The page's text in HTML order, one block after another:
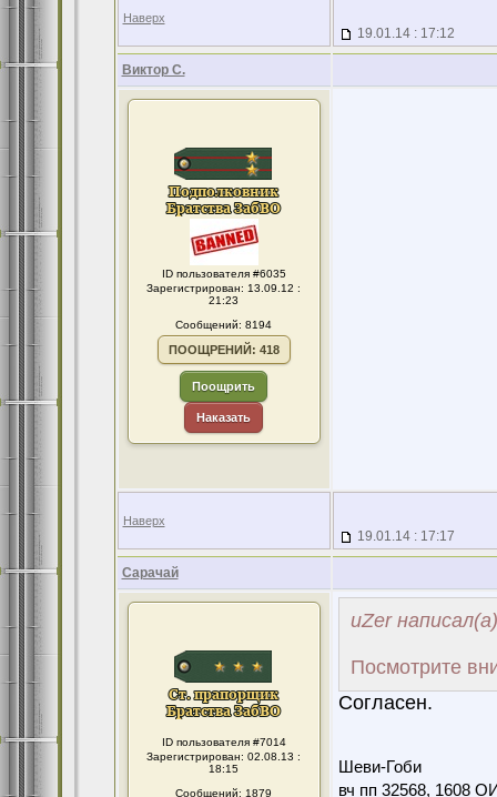
Наверх
19.01.14 : 17:12
Виктор С.
ID пользователя #6035
Зарегистрирован: 13.09.12 :
21:23
Сообщений: 8194
ПООЩРЕНИЙ: 418
Поощрить
Наказать
Наверх
19.01.14 : 17:17
Сарачай
ID пользователя #7014
Зарегистрирован: 02.08.13 :
18:15
Сообщений: 1879
uZer написал(а)
Посмотрите
Согласен.
Шеви-Гоби
вч пп 32568, 1608